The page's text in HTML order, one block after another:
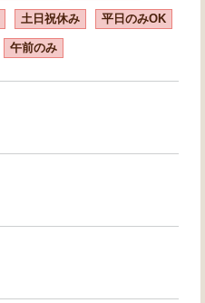
土日祝休み 平日のみOK
午前のみ